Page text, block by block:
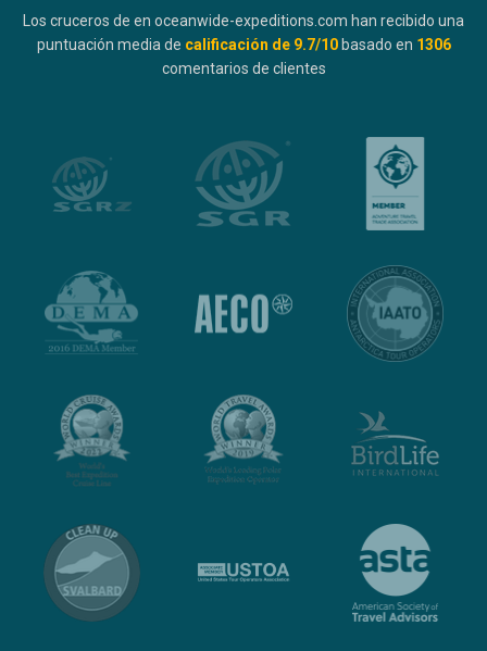
Los cruceros de en oceanwide-expeditions.com han recibido una
puntuación media de calificación de 9.7/10 basado en 1306
comentarios de clientes